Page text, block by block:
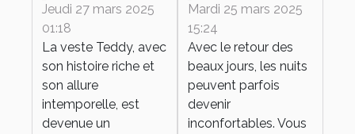
veste Teddy
dans des
tenues
quotidiennes
Jeudi 27 mars 2025
01:18
La veste Teddy, avec
son histoire riche et
son allure
intemporelle, est
devenue un
surmatelas en
laine mérinos,
même en été !
Mardi 25 mars 2025
15:24
Avec le retour des
beaux jours, les nuits
peuvent parfois
devenir
inconfortables. Vous